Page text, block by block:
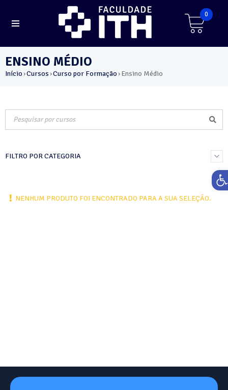
0
ENSINO MÉDIO
Início›Cursos›Curso por Formação›Ensino Médio
FILTRO POR CATEGORIA
NENHUM PRODUTO FOI ENCONTRADO PARA A SUA SELEÇÃO.